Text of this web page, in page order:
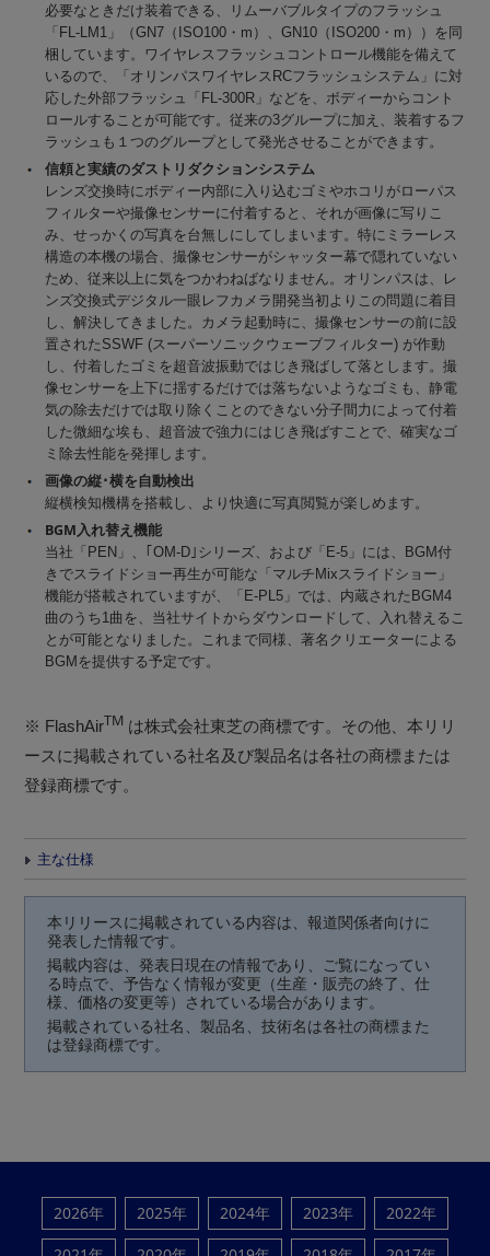
必要なときだけ装着できる、リムーバブルタイプのフラッシュ
「FL-LM1」（GN7（ISO100・m）、GN10（ISO200・m））を同
梱しています。ワイヤレスフラッシュコントロール機能を備えて
いるので、「オリンパスワイヤレスRCフラッシュシステム」に対
応した外部フラッシュ「FL-300R」などを、ボディーからコント
ロールすることが可能です。従来の3グループに加え、装着するフ
ラッシュも１つのグループとして発光させることができます。
信頼と実績のダストリダクションシステム
レンズ交換時にボディー内部に入り込むゴミやホコリがローパス
フィルターや撮像センサーに付着すると、それが画像に写りこ
み、せっかくの写真を台無しにしてしまいます。特にミラーレス
構造の本機の場合、撮像センサーがシャッター幕で隠れていない
ため、従来以上に気をつかわねばなりません。オリンパスは、レ
ンズ交換式デジタル一眼レフカメラ開発当初よりこの問題に着目
し、解決してきました。カメラ起動時に、撮像センサーの前に設
置されたSSWF (スーパーソニックウェーブフィルター) が作動
し、付着したゴミを超音波振動ではじき飛ばして落とします。撮
像センサーを上下に揺するだけでは落ちないようなゴミも、静電
気の除去だけでは取り除くことのできない分子間力によって付着
した微細な埃も、超音波で強力にはじき飛ばすことで、確実なゴ
ミ除去性能を発揮します。
画像の縦･横を自動検出
縦横検知機構を搭載し、より快適に写真閲覧が楽しめます。
BGM入れ替え機能
当社「PEN」、｢OM-D｣シリーズ、および「E-5」には、BGM付
きでスライドショー再生が可能な「マルチMixスライドショー」
機能が搭載されていますが、「E-PL5」では、内蔵されたBGM4
曲のうち1曲を、当社サイトからダウンロードして、入れ替えるこ
とが可能となりました。これまで同様、著名クリエーターによる
BGMを提供する予定です。
※ FlashAirTM は株式会社東芝の商標です。その他、本リリ
ースに掲載されている社名及び製品名は各社の商標または
登録商標です。
主な仕様
本リリースに掲載されている内容は、報道関係者向けに
発表した情報です。
掲載内容は、発表日現在の情報であり、ご覧になってい
る時点で、予告なく情報が変更（生産・販売の終了、仕
様、価格の変更等）されている場合があります。
掲載されている社名、製品名、技術名は各社の商標また
は登録商標です。
2026年 2025年 2024年 2023年
2022年